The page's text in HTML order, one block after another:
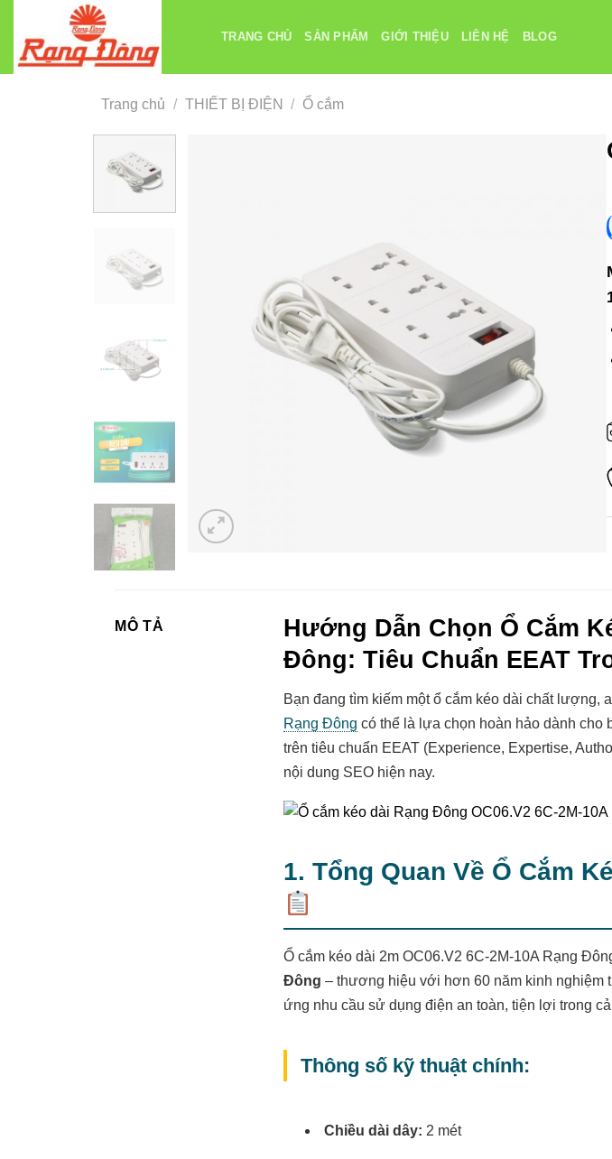
dung
TRANG CHỦ SẢN PHẨM GIỚI THIỆU LIÊN HỆ BLOG
Trang chủ / THIẾT BỊ ĐIỆN / Ổ cắm
MÔ TẢ
Hướng Dẫn Chọn Ổ Cắm
Đông: Tiêu Chuẩn EEAT
Bạn đang tìm kiếm một ổ cắm kéo dài chất lượng,
Rạng Đông có thể là lựa chọn hoàn hảo dành cho
trên tiêu chuẩn EEAT (Experience, Expertise,
nội dung SEO hiện nay.
1. Tổng Quan Về Ổ Cắm
Ổ cắm kéo dài 2m OC06.V2 6C-2M-10A Rạng
Đông – thương hiệu với hơn 60 năm kinh nghiệm
ứng nhu cầu sử dụng điện an toàn, tiện lợi trong
Thông số kỹ thuật chính:
Chiều dài dây: 2 mét